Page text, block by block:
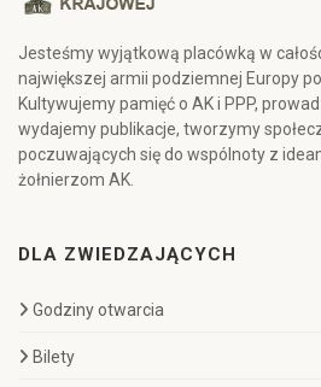
Jesteśmy wyjątkową placówką w
największej armii podziemnej Europy
Kultywujemy pamięć o AK i PPP,
wydajemy publikacje, tworzymy
poczuwających się do wspólnoty z
żołnierzom AK.
DLA ZWIEDZAJĄCYCH
Godziny otwarcia
Bilety